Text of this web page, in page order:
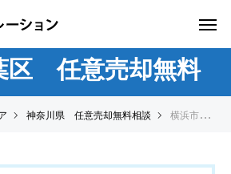
区 任意売却無料
神奈川県 任意売却無料相談 横浜市青葉区 任意売却無料相談